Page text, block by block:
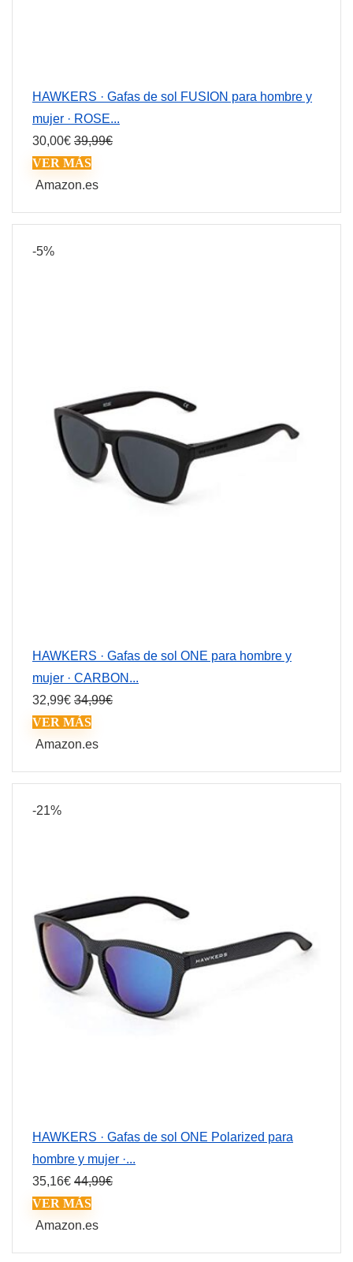
HAWKERS · Gafas de sol FUSION para hombre y
mujer · ROSE...
30,00€ 39,99€
VER MÁS
Amazon.es
-5%
HAWKERS · Gafas de sol ONE para hombre y
mujer · CARBON...
32,99€ 34,99€
VER MÁS
Amazon.es
-21%
HAWKERS · Gafas de sol ONE Polarized para
hombre y mujer ·...
35,16€ 44,99€
VER MÁS
Amazon.es